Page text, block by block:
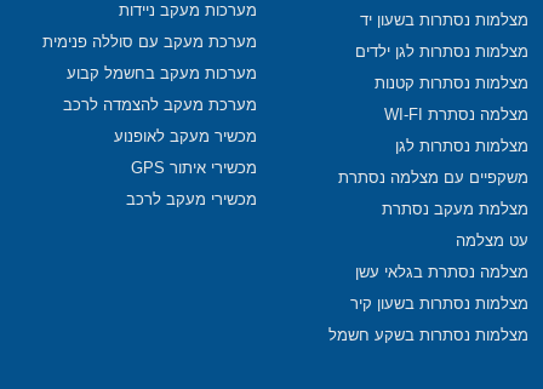
מצלמות נסתרות בשעון יד
מצלמות נסתרות לגן ילדים
מצלמות נסתרות קטנות
מצלמה נסתרת WI-FI
מצלמות נסתרות לגן
משקפיים עם מצלמה נסתרת
מצלמת מעקב נסתרת
עט מצלמה
מצלמה נסתרת בגלאי עשן
מצלמות נסתרות בשעון קיר
מצלמות נסתרות בשקע חשמל
מערכות מעקב ניידות
מערכת מעקב עם סוללה פנימית
מערכות מעקב בחשמל קבוע
מערכת מעקב להצמדה לרכב
מכשיר מעקב לאופנוע
מכשירי איתור GPS
מכשירי מעקב לרכב